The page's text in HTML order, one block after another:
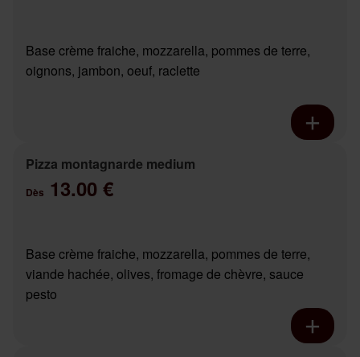
Base crème fraiche, mozzarella, pommes de terre,
oignons, jambon, oeuf, raclette
Pizza montagnarde medium
Dès 13.00 €
Base crème fraiche, mozzarella, pommes de terre,
viande hachée, olives, fromage de chèvre, sauce
pesto